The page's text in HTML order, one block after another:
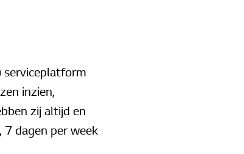
serviceplatform
inzien,
zij altijd en
7 dagen per week